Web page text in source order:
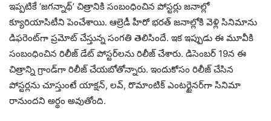
ఇప్పటికే ‘జగన్నాథ్’ చిత్రానికి సంబంధించిన పోస్టర్లు జనాల్లో
క్యూరియాసిటీని పెంచేశాయి. ఆల్రెడీ హీరో భరత్ జనాల్లోకి వెళ్లి సినిమాను
డిఫరెంట్‌గా ప్రమోట్ చేస్తున్న సంగతి తెలిసిందే. ఇక ఇప్పుడు ఈ మూవీకి
సంబంధించిన రిలీజ్ డేట్ పోస్టర్‌లను రిలీజ్ చేశారు. డిసెంబర్ 19న ఈ
చిత్రాన్ని గ్రాండ్‌గా రిలీజ్ చేయబోతోన్నారు. ఇందుకోసం రిలీజ్ చేసిన
పోస్టర్లను చూస్తుంటే యాక్షన్, లవ్, రొమాంటిక్ ఎంటర్టైనర్‌గా సినిమా
రానుందని అర్థం అవుతోంది.